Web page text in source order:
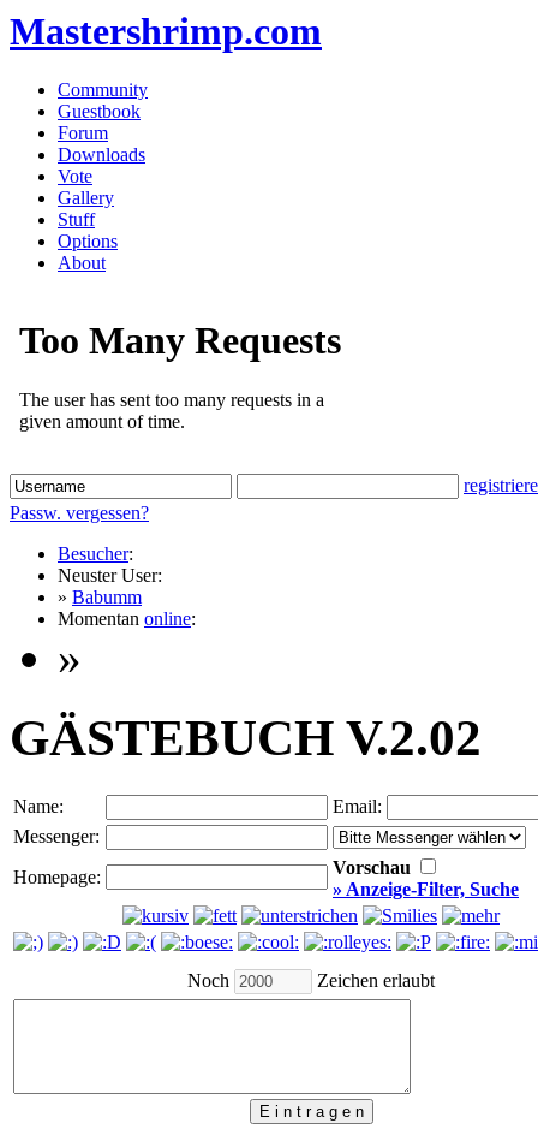
Mastershrimp.com
Community
Guestbook
Forum
Downloads
Vote
Gallery
Stuff
Options
About
Passw. vergessen?
Besucher:
Neuster User:
» Babumm
Momentan online:
»
GÄSTEBUCH V.2.02
Name:
Email:
Messenger:
Homepage:
Vorschau
» Anzeige-Filter, Suche
Noch Zeichen erlaubt